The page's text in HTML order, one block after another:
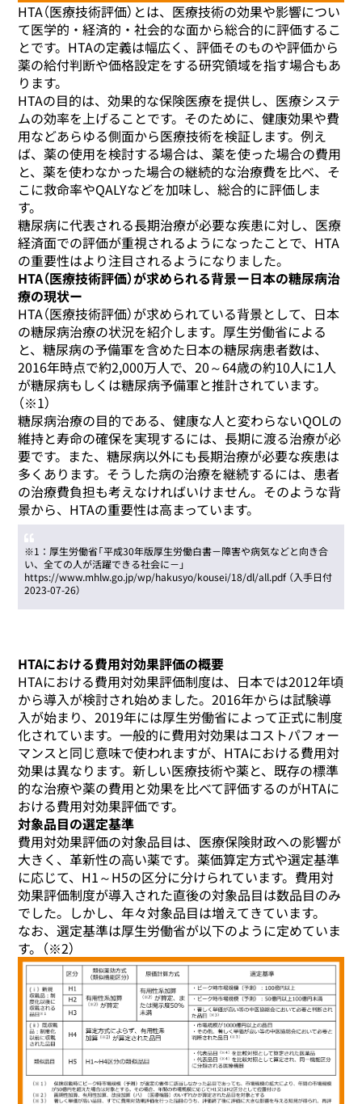
HTA（医療技術評価）とは、医療技術の効果や影響につい
て医学的・経済的・社会的な面から総合的に評価するこ
とです。HTAの定義は幅広く、評価そのものや評価から
薬の給付判断や価格設定をする研究領域を指す場合もあ
ります。
HTAの目的は、効果的な保険医療を提供し、医療システ
ムの効率を上げることです。そのために、健康効果や費
用などあらゆる側面から医療技術を検証します。例え
ば、薬の使用を検討する場合は、薬を使った場合の費用
と、薬を使わなかった場合の継続的な治療費を比べ、そ
こに救命率やQALYなどを加味し、総合的に評価しま
す。
糖尿病に代表される長期治療が必要な疾患に対し、医療
経済面での評価が重視されるようになったことで、HTA
の重要性はより注目されるようになりました。
HTA（医療技術評価）が求められる背景ー日本の糖尿病治
療の現状ー
HTA（医療技術評価）が求められている背景として、日本
の糖尿病治療の状況を紹介します。厚生労働省による
と、糖尿病の予備軍を含めた日本の糖尿病患者数は、
2016年時点で約2,000万人で、20～64歳の約10人に1人
が糖尿病もしくは糖尿病予備軍と推計されています。
（※1）
糖尿病治療の目的である、健康な人と変わらないQOLの
維持と寿命の確保を実現するには、長期に渡る治療が必
要です。また、糖尿病以外にも長期治療が必要な疾患は
多くあります。そうした病の治療を継続するには、患者
の治療費負担も考えなければいけません。そのような背
景から、HTAの重要性は高まっています。
※1：厚生労働省「平成30年版厚生労働白書－障害や病気などと向き合
い、全ての人が活躍できる社会に－」
https://www.mhlw.go.jp/wp/hakusyo/kousei/18/dl/all.pdf （入手日付
2023-07-26）
HTAにおける費用対効果評価の概要
HTAにおける費用対効果評価制度は、日本では2012年頃
から導入が検討され始めました。2016年からは試験導
入が始まり、2019年には厚生労働省によって正式に制度
化されています。一般的に費用対効果はコストパフォー
マンスと同じ意味で使われますが、HTAにおける費用対
効果は異なります。新しい医療技術や薬と、既存の標準
的な治療や薬の費用と効果を比べて評価するのがHTAに
おける費用対効果評価です。
対象品目の選定基準
費用対効果評価の対象品目は、医療保険財政への影響が
大きく、革新性の高い薬です。薬価算定方式や選定基準
に応じて、H1～H5の区分に分けられています。費用対
効果評価制度が導入された直後の対象品目は数品目のみ
でした。しかし、年々対象品目は増えてきています。
なお、選定基準は厚生労働省が以下のように定めていま
す。（※2）